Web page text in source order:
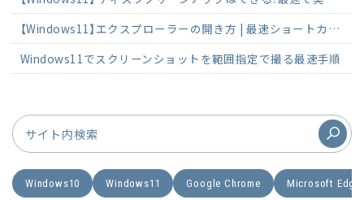
【Windows11】エクスプローラーの開き方 | 最速ショートカットで3秒起動
Windows11でスクリーンショットを範囲指定で撮る最速手順
Windows10 Windows11 Google Chrome Microsoft Edge